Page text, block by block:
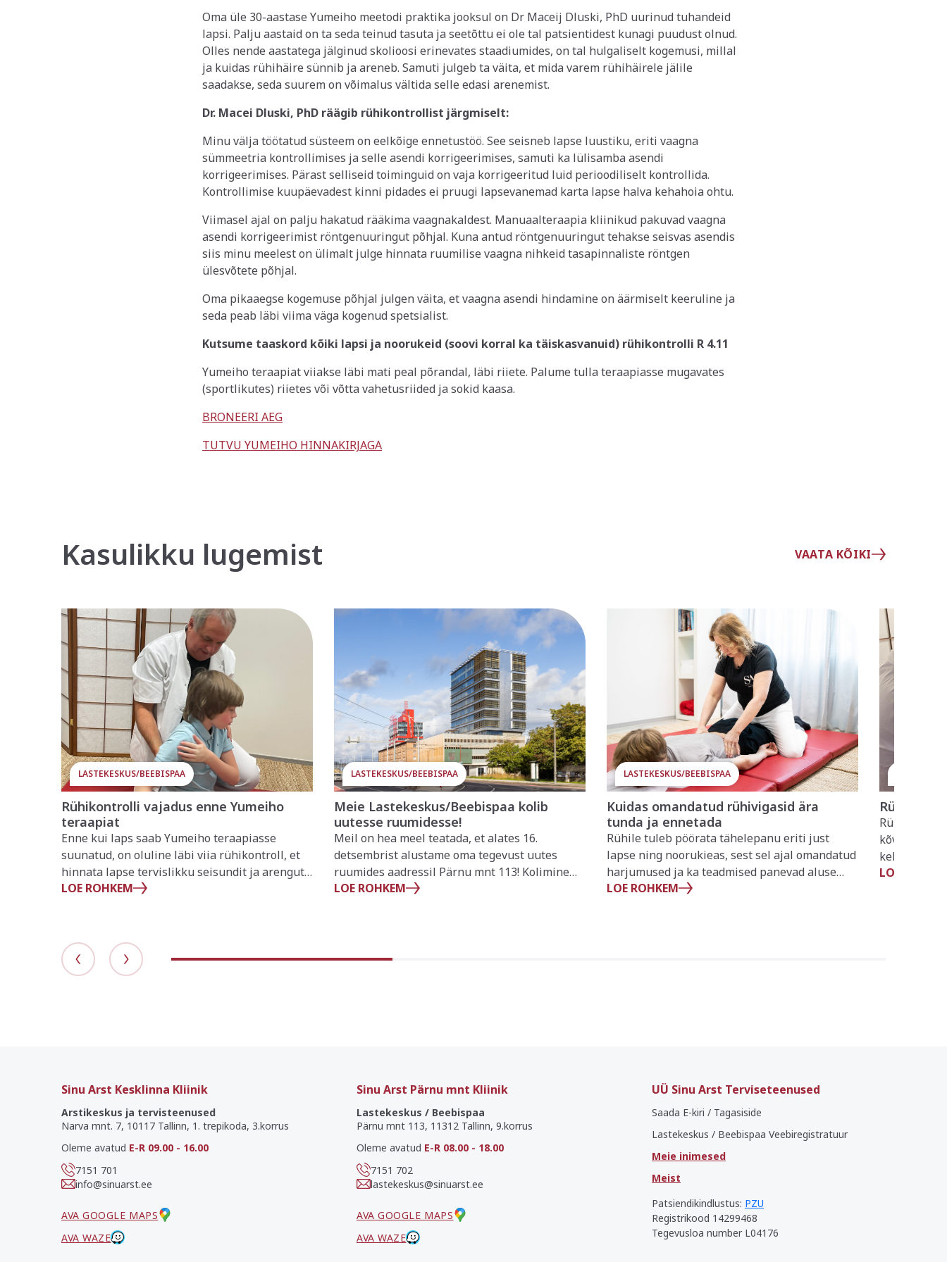
Oma üle 30-aastase Yumeiho meetodi praktika jooksul on Dr Maceij Dluski, PhD uurinud tuhandeid
lapsi. Palju aastaid on ta seda teinud tasuta ja seetõttu ei ole tal patsientidest kunagi puudust olnud.
Olles nende aastatega jälginud skolioosi erinevates staadiumides, on tal hulgaliselt kogemusi, millal
ja kuidas rühihäire sünnib ja areneb. Samuti julgeb ta väita, et mida varem rühihäirele jälile
saadakse, seda suurem on võimalus vältida selle edasi arenemist.
Dr. Macei Dluski, PhD räägib rühikontrollist järgmiselt:
Minu välja töötatud süsteem on eelkõige ennetustöö. See seisneb lapse luustiku, eriti vaagna
sümmeetria kontrollimises ja selle asendi korrigeerimises, samuti ka lülisamba asendi
korrigeerimises. Pärast selliseid toiminguid on vaja korrigeeritud luid perioodiliselt kontrollida.
Kontrollimise kuupäevadest kinni pidades ei pruugi lapsevanemad karta lapse halva kehahoia ohtu.
Viimasel ajal on palju hakatud rääkima vaagnakaldest. Manuaalteraapia kliinikud pakuvad vaagna
asendi korrigeerimist röntgenuuringut põhjal. Kuna antud röntgenuuringut tehakse seisvas asendis
siis minu meelest on ülimalt julge hinnata ruumilise vaagna nihkeid tasapinnaliste röntgen
ülesvõtete põhjal.
Oma pikaaegse kogemuse põhjal julgen väita, et vaagna asendi hindamine on äärmiselt keeruline ja
seda peab läbi viima väga kogenud spetsialist.
Kutsume taaskord kõiki lapsi ja noorukeid (soovi korral ka täiskasvanuid) rühikontrolli R 4.11
Yumeiho teraapiat viiakse läbi mati peal põrandal, läbi riiete. Palume tulla teraapiasse mugavates
(sportlikutes) riietes või võtta vahetusriided ja sokid kaasa.
BRONEERI AEG
TUTVU YUMEIHO HINNAKIRJAGA
Kasulikku lugemist VAATA KÕIKI
LASTEKESKUS/BEEBISPAA
Rühikontrolli vajadus enne Yumeiho
teraapiat
Enne kui laps saab Yumeiho teraapiasse
suunatud, on oluline läbi viia rühikontroll, et
hinnata lapse tervislikku seisundit ja arengut.
Rühikontrolli käigus uuritakse lihaspingeid,
toetust Yumeiho teraapia näol.
LOE ROHKEM
LASTEKESKUS/BEEBISPAA
Meie Lastekeskus/Beebispaa kolib
uutesse ruumidesse!
Meil on hea meel teatada, et alates 16.
detsembrist alustame oma tegevust uutes
ruumides aadressil Pärnu mnt 113! Kolimine
tähistab meie kasvamist ja arengut – uued
LOE ROHKEM
LASTEKESKUS/BEEBISPAA
Kuidas omandatud rühivigasid ära
tunda ja ennetada
Rühile tuleb pöörata tähelepanu eriti just
lapse ning noorukieas, sest sel ajal omandatud
harjumused ja ka teadmised panevad aluse
igapäevasele kehahoiakule ning sellest
LOE ROHKEM
Rühiviga
Rühivea
Siiski ei
LOE
Sinu Arst Kesklinna Kliinik
Arstikeskus ja tervisteenused
Narva mnt. 7, 10117 Tallinn, 1. trepikoda, 3.korrus
Oleme avatud E-R 09.00 - 16.00
7151 701
info@sinuarst.ee
AVA GOOGLE MAPS
AVA WAZE
Sinu Arst Pärnu mnt Kliinik
Lastekeskus / Beebispaa
Pärnu mnt 113, 11312 Tallinn, 9.korrus
Oleme avatud E-R 08.00 - 18.00
7151 702
lastekeskus@sinuarst.ee
AVA GOOGLE MAPS
AVA WAZE
UÜ Sinu Arst Terviseteenused
Saada E-kiri / Tagasiside
Lastekeskus / Beebispaa Veebiregistratuur
Meie inimesed
Meist
Patsiendikindlustus: PZU
Registrikood 14299468
Tegevusloa number L04176